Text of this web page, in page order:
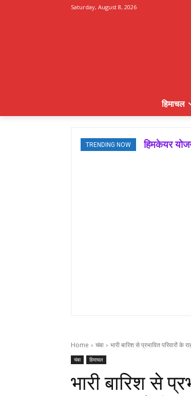
Saturday, August 8, 2026
हिमाचल
TRENDING NOW हिमकेयर
Home चंबा भारी बारिश से प्रभावित परिवारों के
चंबा हिमाचल
भारी बारिश से